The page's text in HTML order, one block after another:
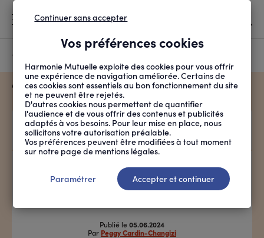
D'ARIANE
ACCUEIL SANTÉ ET SOINS MALADIES ET TRAITEMENTS
FICHE PRATIQUE
COMMENT LIMITER LE R...
INFOGRAPHIE
Comment limiter le risque
de faire un AVC ?
Publié le 05.06.2024
Par Peggy Cardin-Changizi
Vos préférences cookies
Harmonie Mutuelle exploite des cookies pour vous offrir
une expérience de navigation améliorée. Certains de
ces cookies sont essentiels au bon fonctionnement du site
et ne peuvent être rejetés.
D'autres cookies nous permettent de quantifier
l'audience et de vous offrir des contenus et publicités
adaptés à vos besoins. Pour leur mise en place, nous
sollicitons votre autorisation préalable.
Vos préférences peuvent être modifiées à tout moment
sur notre page de mentions légales.
Continuer sans accepter
Paramétrer Accepter et continuer